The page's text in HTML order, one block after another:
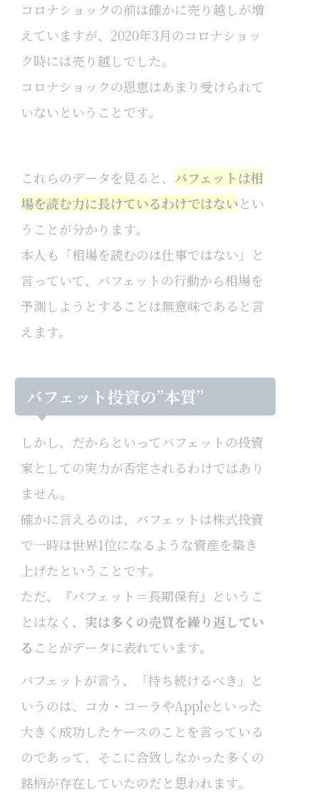
コロナショックの前は確かに売り越しが増
えていますが、2020年3月のコロナショッ
ク時には売り越しでした。
コロナショックの恩恵はあまり受けられて
いないということです。
これらのデータを見ると、 バフェットは相
場を読む力に長けているわけではないとい
うことが分かります。
本人も「相場を読むのは仕事ではない」と
言っていて、バフェットの行動から相場を
予測しようとすることは無意味であると言
えます。
バフェット投資の”本質”
しかし、だからといってバフェットの投資
家としての実力が否定されるわけではあり
ません。
確かに言えるのは、バフェットは株式投資
で一時は世界1位になるような資産を築き
上げたということです。
ただ、『バフェット＝長期保有』というこ
とはなく、 実は多くの売買を繰り返してい
る ことがデータに表れています。
バフェットが言う、「持ち続けるべき」と
いうのは、コカ・コーラやAppleといった
大きく成功したケースのことを言っている
のであって、そこに合致しなかった多くの
銘柄が存在していたのだと思われます。